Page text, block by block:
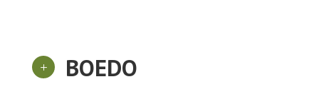
L BOEDO